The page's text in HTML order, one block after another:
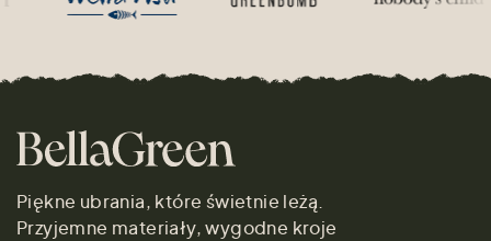
Piękne ubrania, które świetnie leżą.
Przyjemne materiały, wygodne kroje